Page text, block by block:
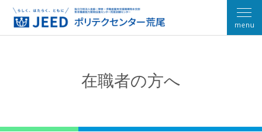
在職者の方へ